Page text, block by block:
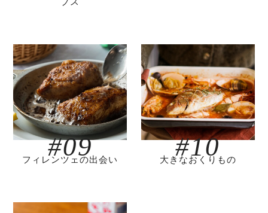
#09
フィレンツェの出会い #10
大きなおくりもの